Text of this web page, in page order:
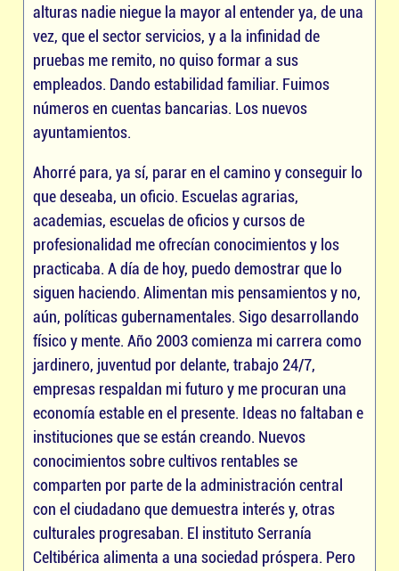
alturas nadie niegue la mayor al entender ya, de una
vez, que el sector servicios, y a la infinidad de
pruebas me remito, no quiso formar a sus
empleados. Dando estabilidad familiar. Fuimos
números en cuentas bancarias. Los nuevos
ayuntamientos.
Ahorré para, ya sí, parar en el camino y conseguir lo
que deseaba, un oficio. Escuelas agrarias,
academias, escuelas de oficios y cursos de
profesionalidad me ofrecían conocimientos y los
practicaba. A día de hoy, puedo demostrar que lo
siguen haciendo. Alimentan mis pensamientos y no,
aún, políticas gubernamentales. Sigo desarrollando
físico y mente. Año 2003 comienza mi carrera como
jardinero, juventud por delante, trabajo 24/7,
empresas respaldan mi futuro y me procuran una
economía estable en el presente. Ideas no faltaban e
instituciones que se están creando. Nuevos
conocimientos sobre cultivos rentables se
comparten por parte de la administración central
con el ciudadano que demuestra interés y, otras
culturales progresaban. El instituto Serranía
Celtibérica alimenta a una sociedad próspera. Pero